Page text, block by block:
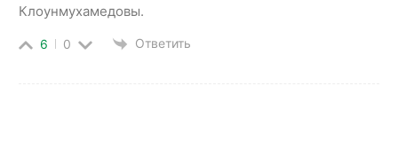
Клоунмухамедовы.
6 0 Ответить